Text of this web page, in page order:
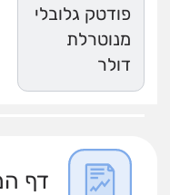
פודטק גלובלי
מנוטרלת
דולר
דף